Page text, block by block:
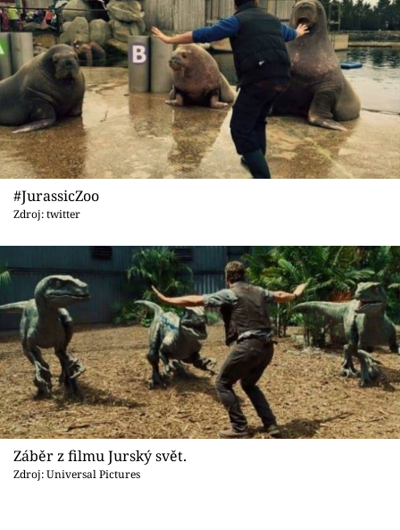
#JurassicZoo
Zdroj: twitter
Záběr z filmu Jurský svět.
Zdroj: Universal Pictures